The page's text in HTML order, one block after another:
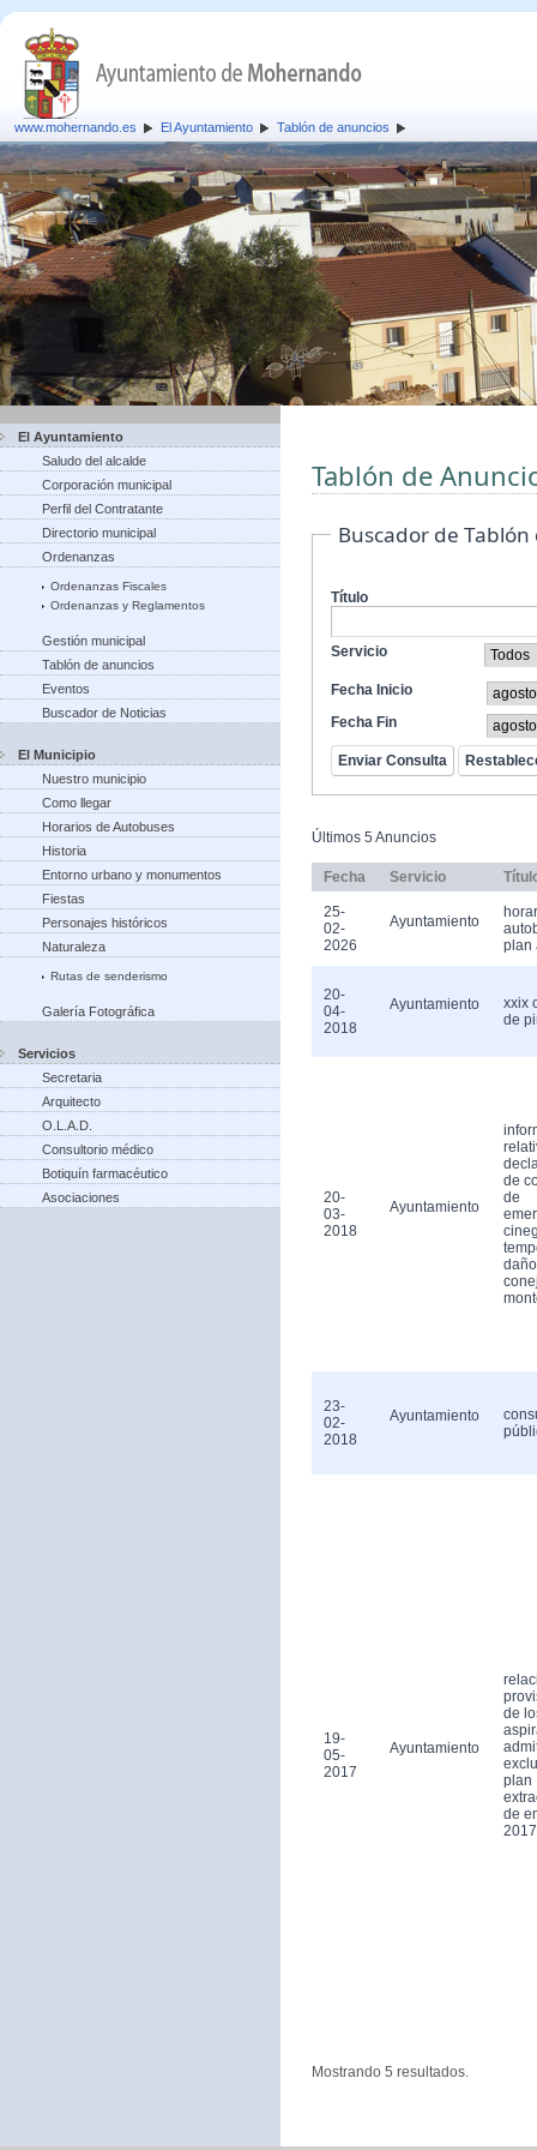
www.mohernando.es El Ayuntamiento Tablón de anuncios
El Ayuntamiento
Saludo del alcalde
Corporación municipal
Perfil del Contratante
Directorio municipal
Ordenanzas
Ordenanzas Fiscales
Ordenanzas y Reglamentos
Gestión municipal
Tablón de anuncios
Eventos
Buscador de Noticias
El Municipio
Nuestro municipio
Como llegar
Horarios de Autobuses
Historia
Entorno urbano y monumentos
Fiestas
Personajes históricos
Naturaleza
Rutas de senderismo
Galería Fotográfica
Servicios
Secretaria
Arquitecto
O.L.A.D.
Consultorio médico
Botiquín farmacéutico
Asociaciones
Tablón de
Buscador de
Título
Servicio
Fecha Inicio
Fecha Fin
Últimos 5 Anuncios
Fecha Servicio
25-
02-
2026
Ayuntamiento
plan
20-
04-
2018
Ayuntamiento
xxix
de
20-
03-
2018
Ayuntamiento
de
de
23-
02-
2018
Ayuntamiento
19-
05-
2017
Ayuntamiento
de
plan
de
2017
Mostrando 5 resultados.